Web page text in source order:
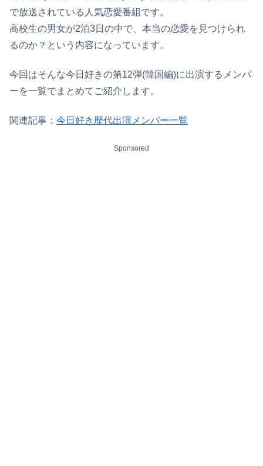
で放送されている人気恋愛番組です。
高校生の男女が2泊3日の中で、本当の恋愛を見つけられ
るのか？という内容になっています。
今回はそんな今日好きの第12弾(韓国編)に出演するメンバ
ーを一覧でまとめてご紹介します。
関連記事： 今日好き歴代出演メンバー一覧
Sponsored